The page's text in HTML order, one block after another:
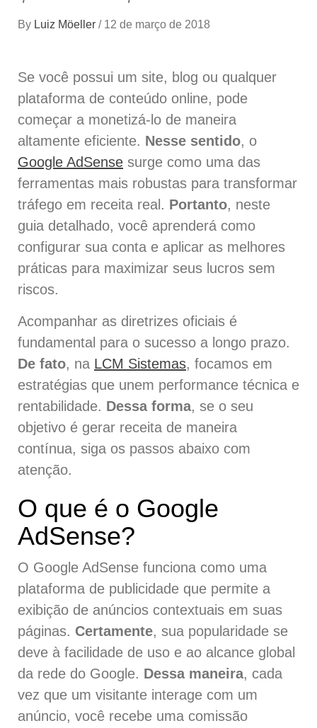
By Luiz Möeller / 12 de março de 2018
Se você possui um site, blog ou qualquer
plataforma de conteúdo online, pode
começar a monetizá-lo de maneira
altamente eficiente. Nesse sentido, o
Google AdSense surge como uma das
ferramentas mais robustas para transformar
tráfego em receita real. Portanto, neste
guia detalhado, você aprenderá como
configurar sua conta e aplicar as melhores
práticas para maximizar seus lucros sem
riscos.
Acompanhar as diretrizes oficiais é
fundamental para o sucesso a longo prazo.
De fato, na LCM Sistemas, focamos em
estratégias que unem performance técnica e
rentabilidade. Dessa forma, se o seu
objetivo é gerar receita de maneira
contínua, siga os passos abaixo com
atenção.
O que é o Google
AdSense?
O Google AdSense funciona como uma
plataforma de publicidade que permite a
exibição de anúncios contextuais em suas
páginas. Certamente, sua popularidade se
deve à facilidade de uso e ao alcance global
da rede do Google. Dessa maneira, cada
vez que um visitante interage com um
anúncio, você recebe uma comissão